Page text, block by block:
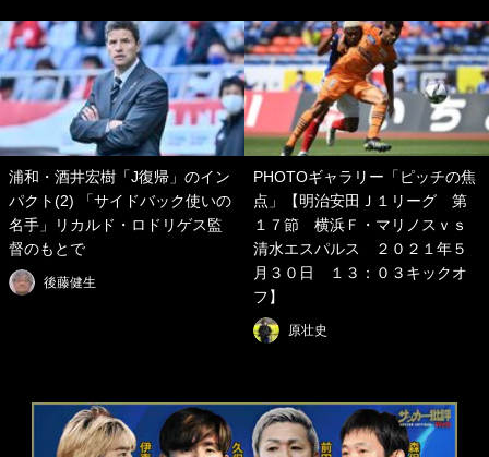
浦和・酒井宏樹「J復帰」のイン
パクト(2) 「サイドバック使いの
名手」リカルド・ロドリゲス監
督のもとで
後藤健生
PHOTOギャラリー「ピッチの焦
点」【明治安田Ｊ１リーグ 第
１７節 横浜Ｆ・マリノスｖｓ
清水エスパルス ２０２１年５
月３０日 １３：０３キックオ
フ】
原壮史